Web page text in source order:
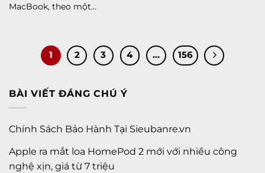
MacBook, theo một...
1 2 3 4 … 156
BÀI VIẾT ĐÁNG CHÚ Ý
Chính Sách Bảo Hành Tại Sieubanre.vn
Apple ra mắt loa HomePod 2 mới với nhiều công
nghệ xịn, giá từ 7 triệu